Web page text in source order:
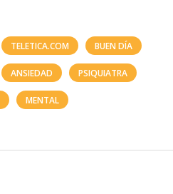
TELETICA.COM BUEN DÍA
ANSIEDAD PSIQUIATRA
MENTAL